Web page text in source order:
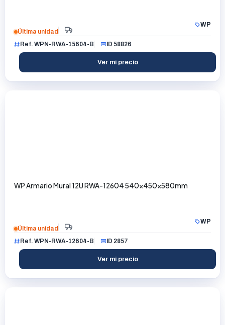
WP
Última unidad
Ref. WPN-RWA-15604-B
ID 58826
Ver mi precio
WP Armario Mural 12U RWA-12604 540x450x580mm
WP
Última unidad
Ref. WPN-RWA-12604-B
ID 2857
Ver mi precio